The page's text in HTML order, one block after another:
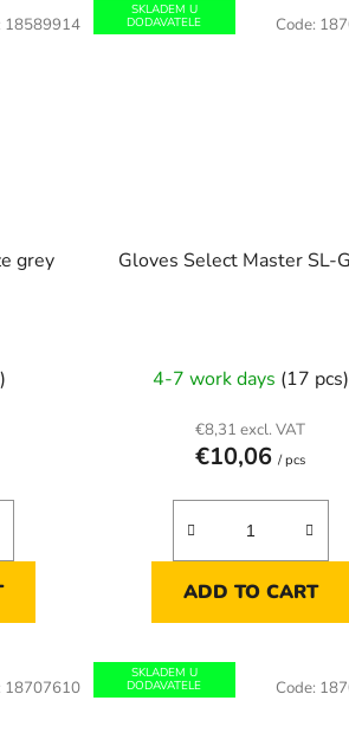
grey
18589914
SKLADEM U
DODAVATELE
Gloves Select Master SL-
4-7 work days (17 pcs)
€8,31 excl. VAT
€10,06/ pcs
ADD TO CART
Code:
18707610
SKLADEM U
DODAVATELE Code: